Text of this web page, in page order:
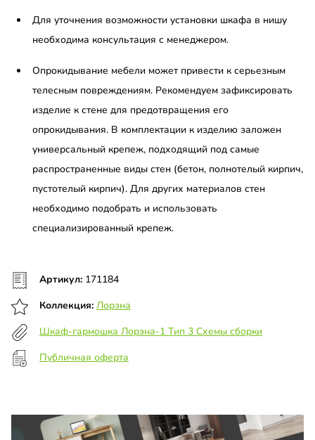
Для уточнения возможности установки шкафа в нишу
необходима консультация с менеджером.
Опрокидывание мебели может привести к серьезным
телесным повреждениям. Рекомендуем зафиксировать
изделие к стене для предотвращения его
опрокидывания. В комплектации к изделию заложен
универсальный крепеж, подходящий под самые
распространенные виды стен (бетон, полнотелый кирпич,
пустотелый кирпич). Для других материалов стен
необходимо подобрать и использовать
специализированный крепеж.
Артикул: 171184
Коллекция: Лорэна
Шкаф-гармошка Лорэна-1 Тип 3 Схемы сборки
Публичная оферта